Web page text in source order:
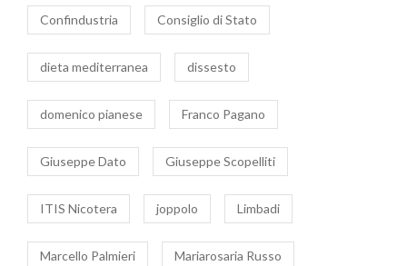
Confindustria Consiglio di Stato
dieta mediterranea dissesto
domenico pianese Franco Pagano
Giuseppe Dato Giuseppe Scopelliti
ITIS Nicotera joppolo Limbadi
Marcello Palmieri Mariarosaria Russo